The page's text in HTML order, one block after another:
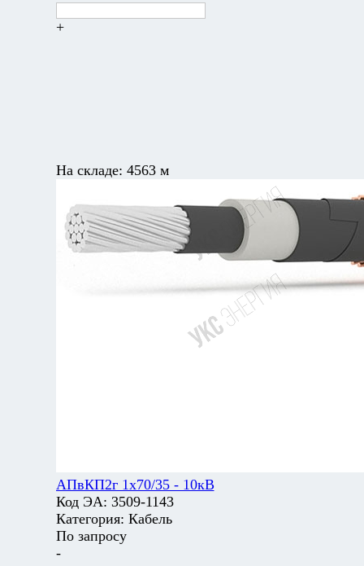
+
На складе: 4563 м
АПвКП2г 1х70/35 - 10кВ
Код ЭА: 3509-1143
Категория: Кабель
По запросу
-